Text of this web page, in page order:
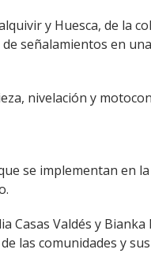
y Huesca, de la
señalamientos en
nivelación y
se implementan en
Valdés y Bianka
las comunidades y